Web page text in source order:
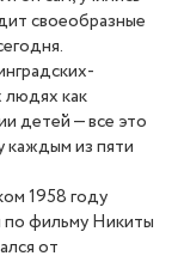
своеобразные
людях как
детей — все это
каждым из пяти
1958 году
по фильму Никиты
от